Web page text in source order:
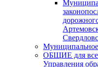
Муниципальное
ОБЩИЕ для
Управления